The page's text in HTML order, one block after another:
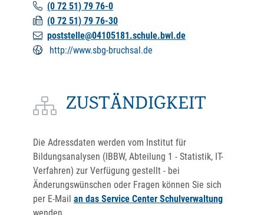
(0 72 51) 79 76-0
(0 72 51) 79 76-30
poststelle@04105181.schule.bwl.de
http://www.sbg-bruchsal.de
ZUSTÄNDIGKEIT
Die Adressdaten werden vom Institut für
Bildungsanalysen (IBBW, Abteilung 1 - Statistik, IT-
Verfahren) zur Verfügung gestellt - bei
Änderungswünschen oder Fragen können Sie sich
per E-Mail an das Service Center Schulverwaltung